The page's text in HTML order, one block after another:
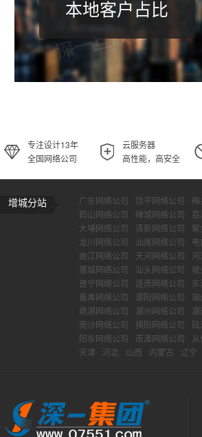
本地客户占比
专注设计13年
全国网络公司
云服务器
高性能，高安全
增城分站 广东网络公司 饶平网络公司 梅
鹤山网络公司
禅城网络公司 荔
大埔网络公司
清新网络公司 紫
龙川网络公司
汕尾网络公司
曲江网络公司
天河网络公司 河
惠城网络公司
汕头网络公司 坡
普宁网络公司
连南网络公司 东
番禺网络公司
潮阳网络公司
鼎湖网络公司
潮州网络公司 潮
南沙网络公司
揭阳网络公司
阳东网络公司
南澳网络公司 从
天津
河北 山西 内蒙古 辽宁